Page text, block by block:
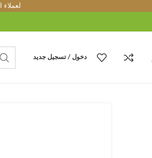
دخول / تسجيل جديد